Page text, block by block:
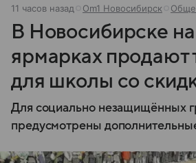
11 часов назад Om1 Новосибирск
В Новосибирске на
ярмарках продают
для школы со
Для социально незащищённых
предусмотрены